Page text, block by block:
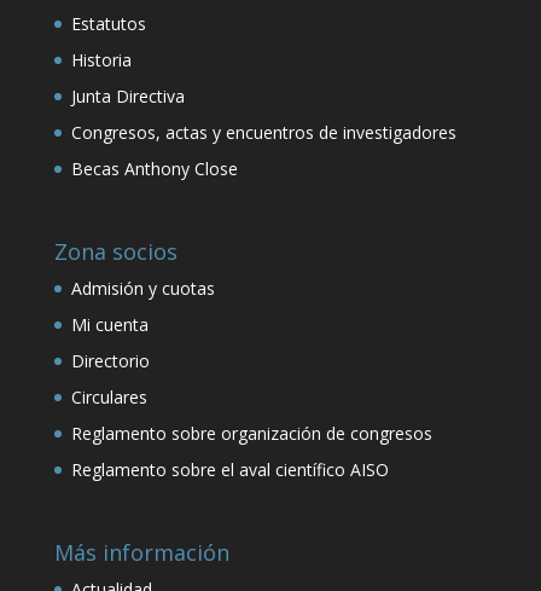
Estatutos
Historia
Junta Directiva
Congresos, actas y encuentros de investigadores
Becas Anthony Close
Zona socios
Admisión y cuotas
Mi cuenta
Directorio
Circulares
Reglamento sobre organización de congresos
Reglamento sobre el aval científico AISO
Más información